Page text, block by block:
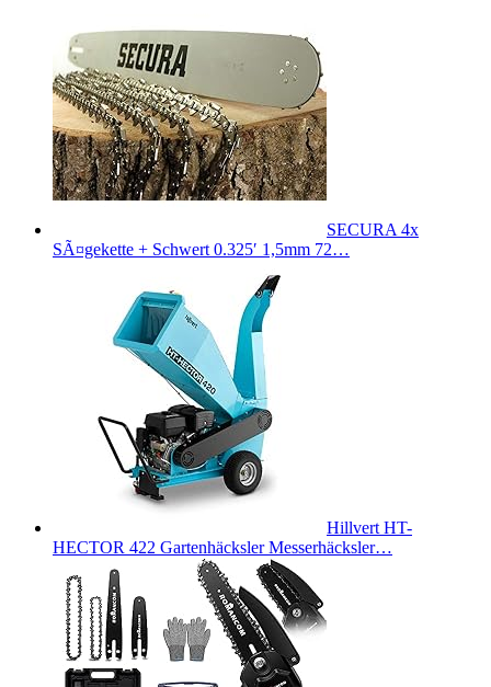
SECURA 4x
SÃ¤gekette + Schwert 0.325′ 1,5mm 72…
Hillvert HT-
HECTOR 422 Gartenhäcksler Messerhäcksler…